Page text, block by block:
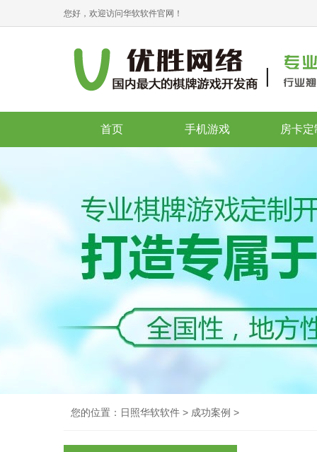
您好，欢迎访问华软软件官网！
首页 手机游戏 房卡定
您的位置： 日照华软软件 > 成功案例 >